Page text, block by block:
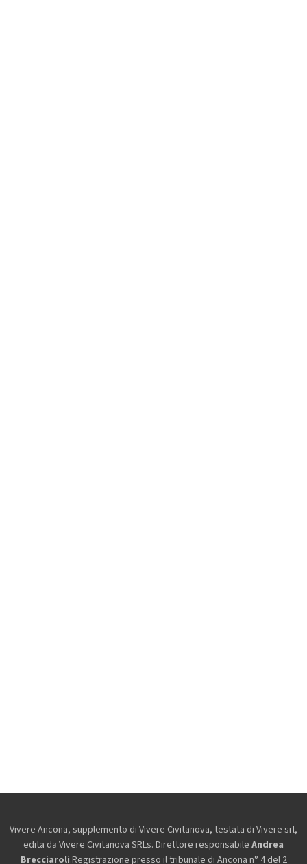
Vivere Ancona, supplemento di Vivere Civitanova, testata di Vivere srl,
edita da Vivere Civitanova SRLs. Direttore responsabile Andrea
Brecciaroli.Registrazione presso il tribunale di Ancona n° 4 del 2